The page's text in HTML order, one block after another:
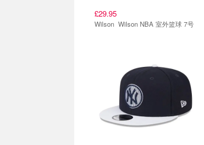
£29.95
Wilson Wilson NBA 室外篮球 7号